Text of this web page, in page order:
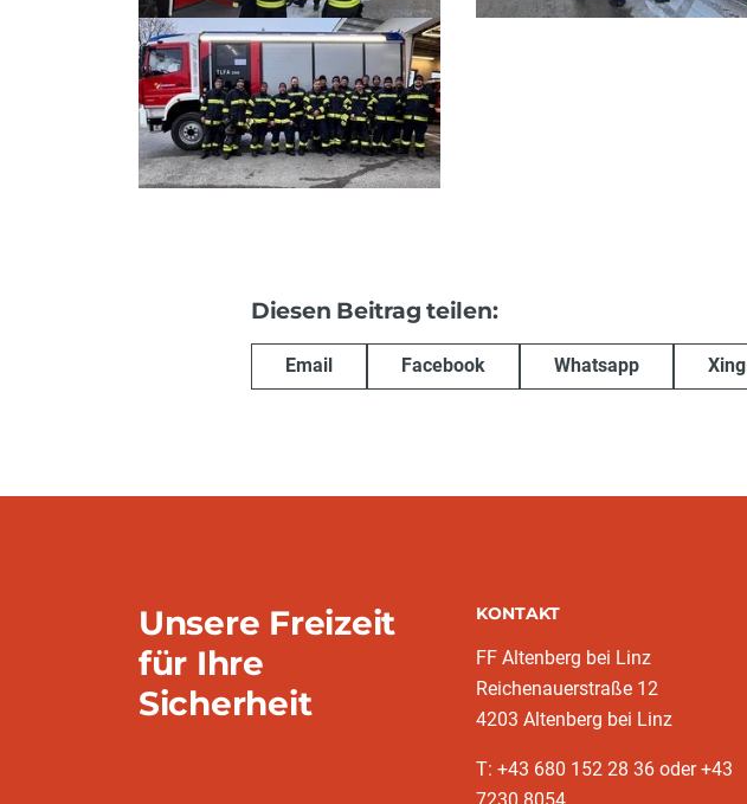
Diesen Beitrag teilen:
Email Facebook Whatsapp Xing
Unsere Freizeit
für Ihre
Sicherheit
KONTAKT
FF Altenberg bei Linz
Reichenauerstraße 12
4203 Altenberg bei Linz
T: +43 680 152 28 36 oder +43